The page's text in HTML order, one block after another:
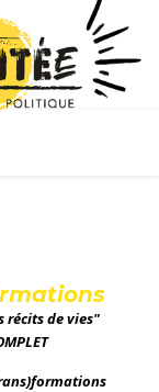
de vies"